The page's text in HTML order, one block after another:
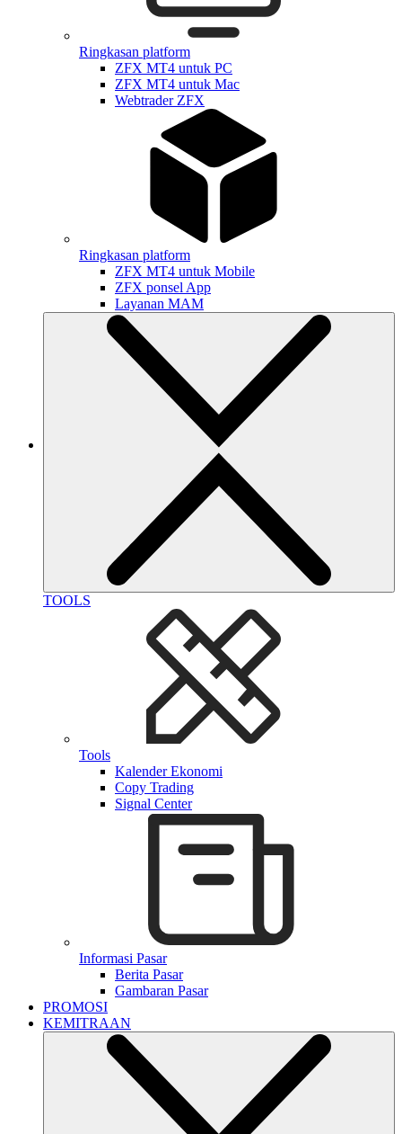
Ringkasan platform
ZFX MT4 untuk PC
ZFX MT4 untuk Mac
Webtrader ZFX
Ringkasan platform
ZFX MT4 untuk Mobile
ZFX ponsel App
Layanan MAM
TOOLS
Tools
Kalender Ekonomi
Copy Trading
Signal Center
Informasi Pasar
Berita Pasar
Gambaran Pasar
PROMOSI
KEMITRAAN